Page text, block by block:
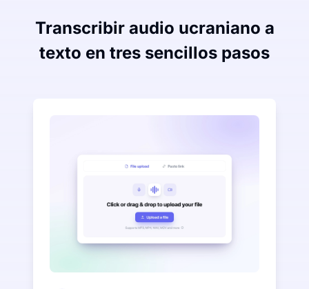
Transcribir audio ucraniano a
texto en tres sencillos pasos